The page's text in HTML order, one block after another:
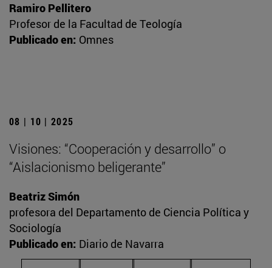
Ramiro Pellitero
Profesor de la Facultad de Teología
Publicado en: Omnes
08 | 10 | 2025
Visiones: “Cooperación y desarrollo” o
“Aislacionismo beligerante”
Beatriz Simón
profesora del Departamento de Ciencia Política y
Sociología
Publicado en: Diario de Navarra